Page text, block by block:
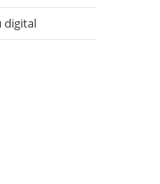
digital